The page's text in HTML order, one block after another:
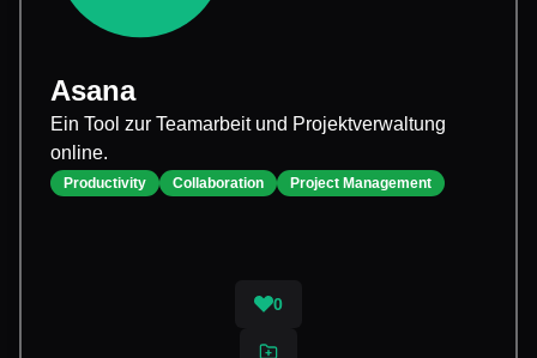
Asana
Ein Tool zur Teamarbeit und Projektverwaltung
online.
Productivity Collaboration Project Management
0